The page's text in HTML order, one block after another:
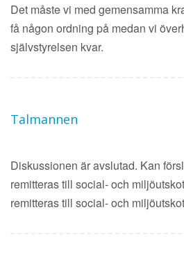
Det måste vi med gemensamma
få någon ordning på medan vi
självstyrelsen kvar.
Talmannen
Diskussionen är avslutad. Kan
remitteras till social- och
remitteras till social- och